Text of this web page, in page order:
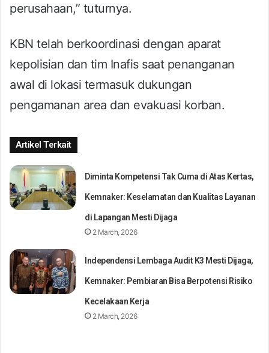
perusahaan,” tuturnya.
KBN telah berkoordinasi dengan aparat
kepolisian dan tim Inafis saat penanganan
awal di lokasi termasuk dukungan
pengamanan area dan evakuasi korban.
Artikel Terkait
Diminta Kompetensi Tak Cuma di Atas Kertas,
Kemnaker: Keselamatan dan Kualitas Layanan
di Lapangan Mesti Dijaga
2 March, 2026
Independensi Lembaga Audit K3 Mesti Dijaga,
Kemnaker: Pembiaran Bisa Berpotensi Risiko
Kecelakaan Kerja
2 March, 2026